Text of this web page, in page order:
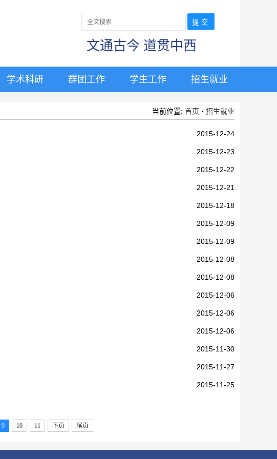
文通古今 道贯中西
学术科研 群团工作 学生工作 招生就业
当前位置: 首页 · 招生就业
2015-12-24
2015-12-23
2015-12-22
2015-12-21
2015-12-18
2015-12-09
2015-12-09
2015-12-08
2015-12-08
2015-12-06
2015-12-06
2015-12-06
2015-11-30
2015-11-27
2015-11-25
9 10 11 下页 尾页